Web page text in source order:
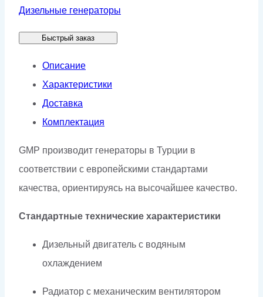
Stamford
88WA
кожухе
Дизельные генераторы
Быстрый заказ
Описание
Характеристики
Доставка
Комплектация
GMP производит генераторы в Турции в
соответствии с европейскими стандартами
качества, ориентируясь на высочайшее качество.
Стандартные технические характеристики
Дизельный двигатель с водяным
охлаждением
Радиатор с механическим вентилятором